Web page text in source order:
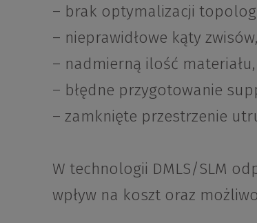
– brak optymalizacji
– nieprawidłowe kąty zwisów,
– nadmierną ilość materiału,
– błędne przygotowanie
– zamknięte przestrzenie
W technologii DMLS/SLM
wpływ na koszt oraz